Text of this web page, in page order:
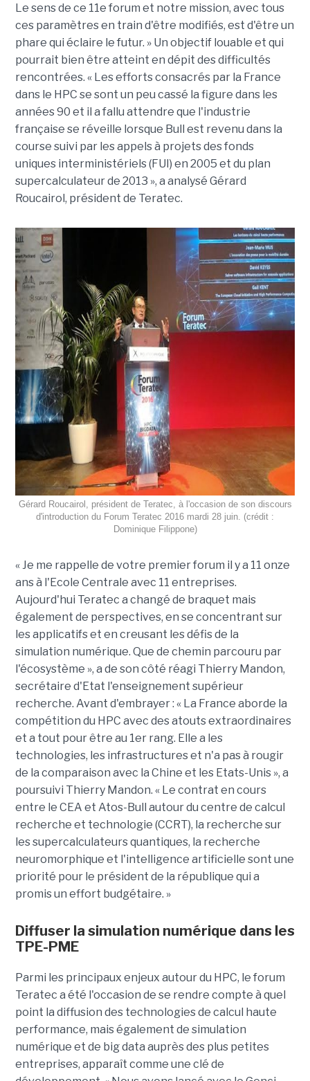
Le sens de ce 11e forum et notre mission, avec tous
ces paramètres en train d'être modifiés, est d'être un
phare qui éclaire le futur. » Un objectif louable et qui
pourrait bien être atteint en dépit des difficultés
rencontrées. « Les efforts consacrés par la France
dans le HPC se sont un peu cassé la figure dans les
années 90 et il a fallu attendre que l'industrie
française se réveille lorsque Bull est revenu dans la
course suivi par les appels à projets des fonds
uniques interministériels (FUI) en 2005 et du plan
supercalculateur de 2013 », a analysé Gérard
Roucairol, président de Teratec.
Gérard Roucairol, président de Teratec, à l'occasion de son discours
d'introduction du Forum Teratec 2016 mardi 28 juin. (crédit :
Dominique Filippone)
« Je me rappelle de votre premier forum il y a 11 onze
ans à l'Ecole Centrale avec 11 entreprises.
Aujourd'hui Teratec a changé de braquet mais
également de perspectives, en se concentrant sur
les applicatifs et en creusant les défis de la
simulation numérique. Que de chemin parcouru par
l'écosystème », a de son côté réagi Thierry Mandon,
secrétaire d'Etat l'enseignement supérieur
recherche. Avant d'embrayer : « La France aborde la
compétition du HPC avec des atouts extraordinaires
et a tout pour être au 1er rang. Elle a les
technologies, les infrastructures et n'a pas à rougir
de la comparaison avec la Chine et les Etats-Unis », a
poursuivi Thierry Mandon. « Le contrat en cours
entre le CEA et Atos-Bull autour du centre de calcul
recherche et technologie (CCRT), la recherche sur
les supercalculateurs quantiques, la recherche
neuromorphique et l'intelligence artificielle sont une
priorité pour le président de la république qui a
promis un effort budgétaire. »
Diffuser la simulation numérique dans les
TPE-PME
Parmi les principaux enjeux autour du HPC, le forum
Teratec a été l'occasion de se rendre compte à quel
point la diffusion des technologies de calcul haute
performance, mais également de simulation
numérique et de big data auprès des plus petites
entreprises, apparaît comme une clé de